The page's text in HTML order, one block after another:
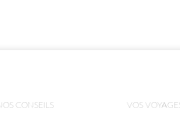
NOS CONSEILS VOS